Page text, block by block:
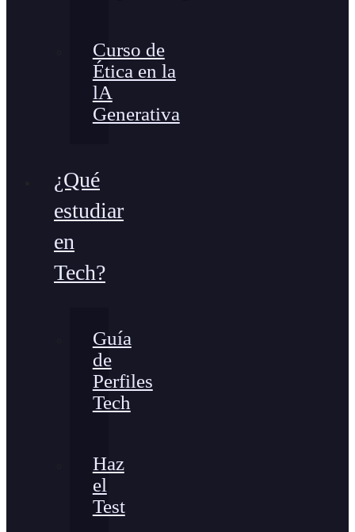
Curso de
Ética en la
lA
Generativa
¿Qué
estudiar
en
Tech?
Guía
de
Perfiles
Tech
Haz
el
Test